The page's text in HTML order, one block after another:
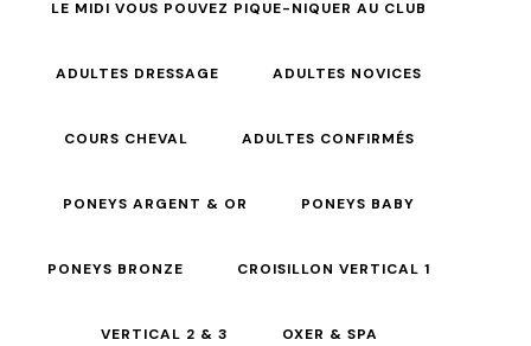
LE MIDI VOUS POUVEZ PIQUE-NIQUER AU CLUB
ADULTES DRESSAGE ADULTES NOVICES
COURS CHEVAL ADULTES CONFIRMÉS
PONEYS ARGENT & OR PONEYS BABY
PONEYS BRONZE CROISILLON VERTICAL 1
VERTICAL 2 & 3 OXER & SPA